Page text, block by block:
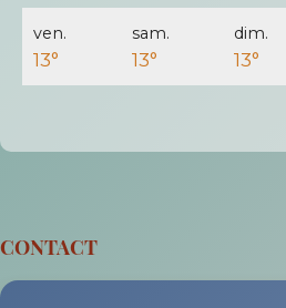
ven.
13°
sam.
13°
dim.
13°
CONTACT